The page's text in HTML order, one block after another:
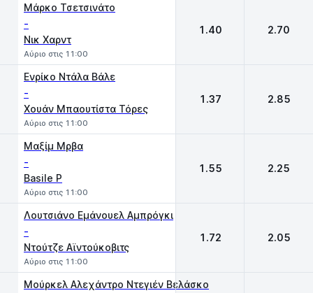
Μάρκο Τσετσινάτο
-
Νικ Χαρντ
Αύριο στις 11:00
1.40 2.70
Ενρίκο Ντάλα Βάλε
-
Χουάν Μπαουτίστα Τόρες
Αύριο στις 11:00
1.37 2.85
Μαξίμ Μρβα
-
Basile P
Αύριο στις 11:00
1.55 2.25
Λουτσιάνο Εμάνουελ Αμπρόγκι
-
Ντούτζε Αϊντούκοβιτς
Αύριο στις 11:00
1.72 2.05
Μούρκελ Αλεχάντρο Ντεγιέν Βελάσκο